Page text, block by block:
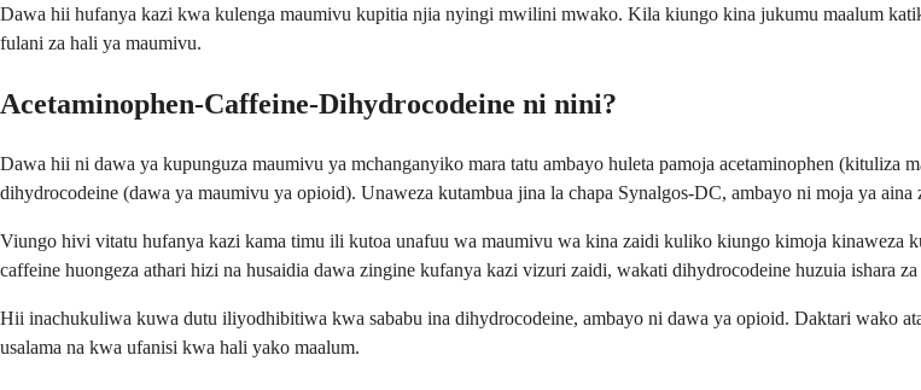
Dawa hii hufanya kazi kwa kulenga maumivu kupitia njia nyingi mwilini mwako. Kila kiungo kina jukumu maalum
fulani za hali ya maumivu.
Acetaminophen-Caffeine-Dihydrocodeine ni nini?
Dawa hii ni dawa ya kupunguza maumivu ya mchanganyiko mara tatu ambayo huleta pamoja acetaminophen (kituliza
dihydrocodeine (dawa ya maumivu ya opioid). Unaweza kutambua jina la chapa Synalgos-DC, ambayo ni moja ya aina
Viungo hivi vitatu hufanya kazi kama timu ili kutoa unafuu wa maumivu wa kina zaidi kuliko kiungo kimoja kinaweza
caffeine huongeza athari hizi na husaidia dawa zingine kufanya kazi vizuri zaidi, wakati dihydrocodeine huzuia ishara
Hii inachukuliwa kuwa dutu iliyodhibitiwa kwa sababu ina dihydrocodeine, ambayo ni dawa ya opioid. Daktari wako
usalama na kwa ufanisi kwa hali yako maalum.